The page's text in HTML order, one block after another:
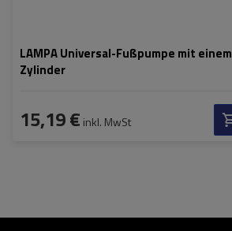
LAMPA Universal-Fußpumpe mit einem
Zylinder
15,19 € inkl. MwSt